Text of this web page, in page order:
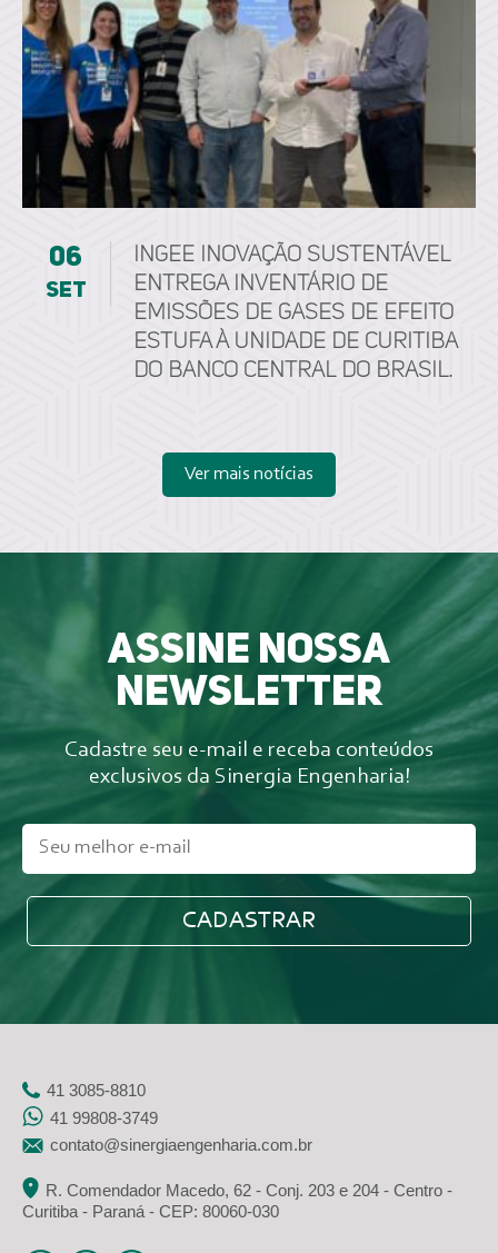
06
set
ingee inovação sustentável
entrega Inventário de
Emissões de Gases de Efeito
Estufa à unidade de Curitiba
do Banco Central do Brasil.
Ver mais notícias
Assine nossa
newsletter
Cadastre seu e-mail e receba conteúdos
exclusivos da Sinergia Engenharia!
41 3085-8810
41 99808-3749
contato@sinergiaengenharia.com.br
R. Comendador Macedo, 62 - Conj. 203 e 204 - Centro -
Curitiba - Paraná - CEP: 80060-030